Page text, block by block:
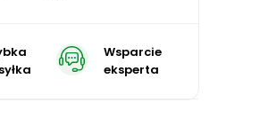
Wsparcie
eksperta